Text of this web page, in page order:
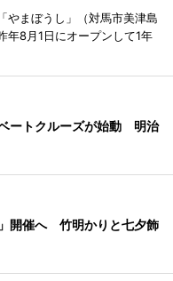
やまぼうし」（対馬市美津島
年8月1日にオープンして1年
ートクルーズが始動 明治
開催へ 竹明かりと七夕飾